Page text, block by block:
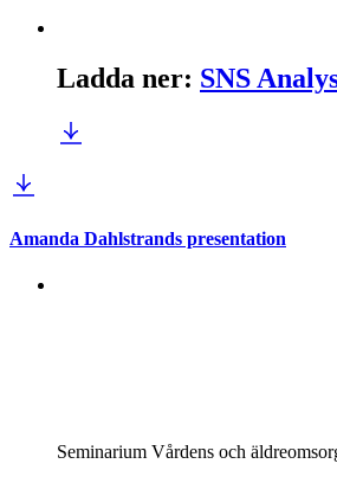
Ladda ner: SNS
Amanda Dahlstrands presentation
Seminarium Vårdens och